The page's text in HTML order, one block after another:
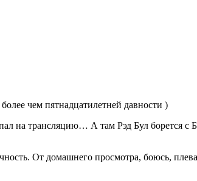
чем пятнадцатилетней давности )
на трансляцию… А там Рэд Бул
От домашнего просмотра, боюсь,